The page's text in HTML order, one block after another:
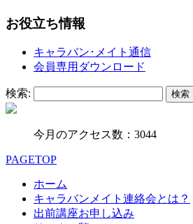
お役立ち情報
キャラバン･メイト通信
会員専用ダウンロード
検索:
今月のアクセス数：3044
PAGETOP
ホーム
キャラバンメイト連絡会とは？
出前講座お申し込み